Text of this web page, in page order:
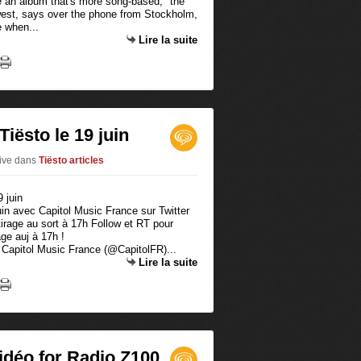
says over the phone from Stockholm,
Lire la suite
le 19 juin
dans Tiësto articles
avec Capitol Music France sur Twitter
au sort à 17h Follow et RT pour
auj à 17h !
Music France (@CapitolFR)...
Lire la suite